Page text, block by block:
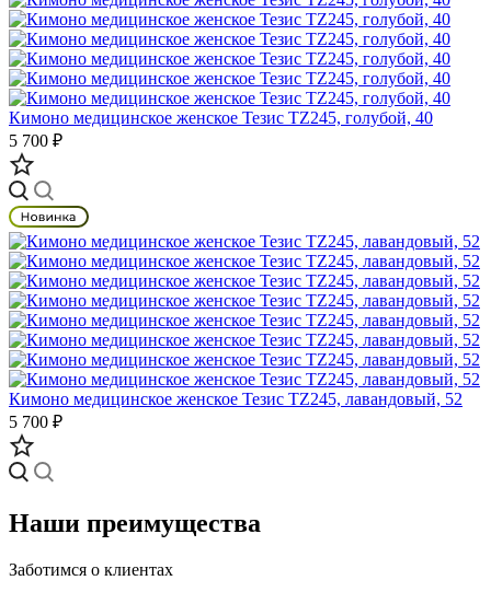
Кимоно медицинское женское Тезис TZ245, голубой, 40
5 700 ₽
Кимоно медицинское женское Тезис TZ245, лавандовый, 52
5 700 ₽
Наши преимущества
Заботимся о клиентах